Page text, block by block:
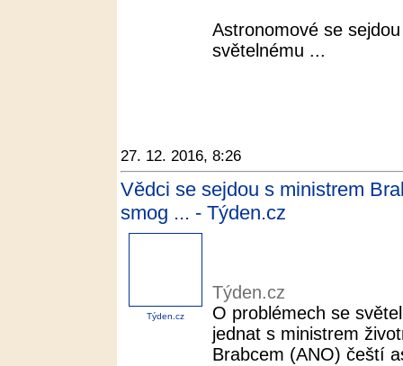
Astronomové se
světelnému ...
27. 12. 2016, 8:26
Vědci se sejdou s ministrem
smog ... - Týden.cz
Týden.cz
Týden.cz
O problémech se
jednat s ministrem
Brabcem (ANO) čeští